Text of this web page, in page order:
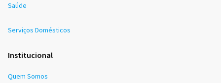
Saúde
Serviços Domésticos
Institucional
Quem Somos